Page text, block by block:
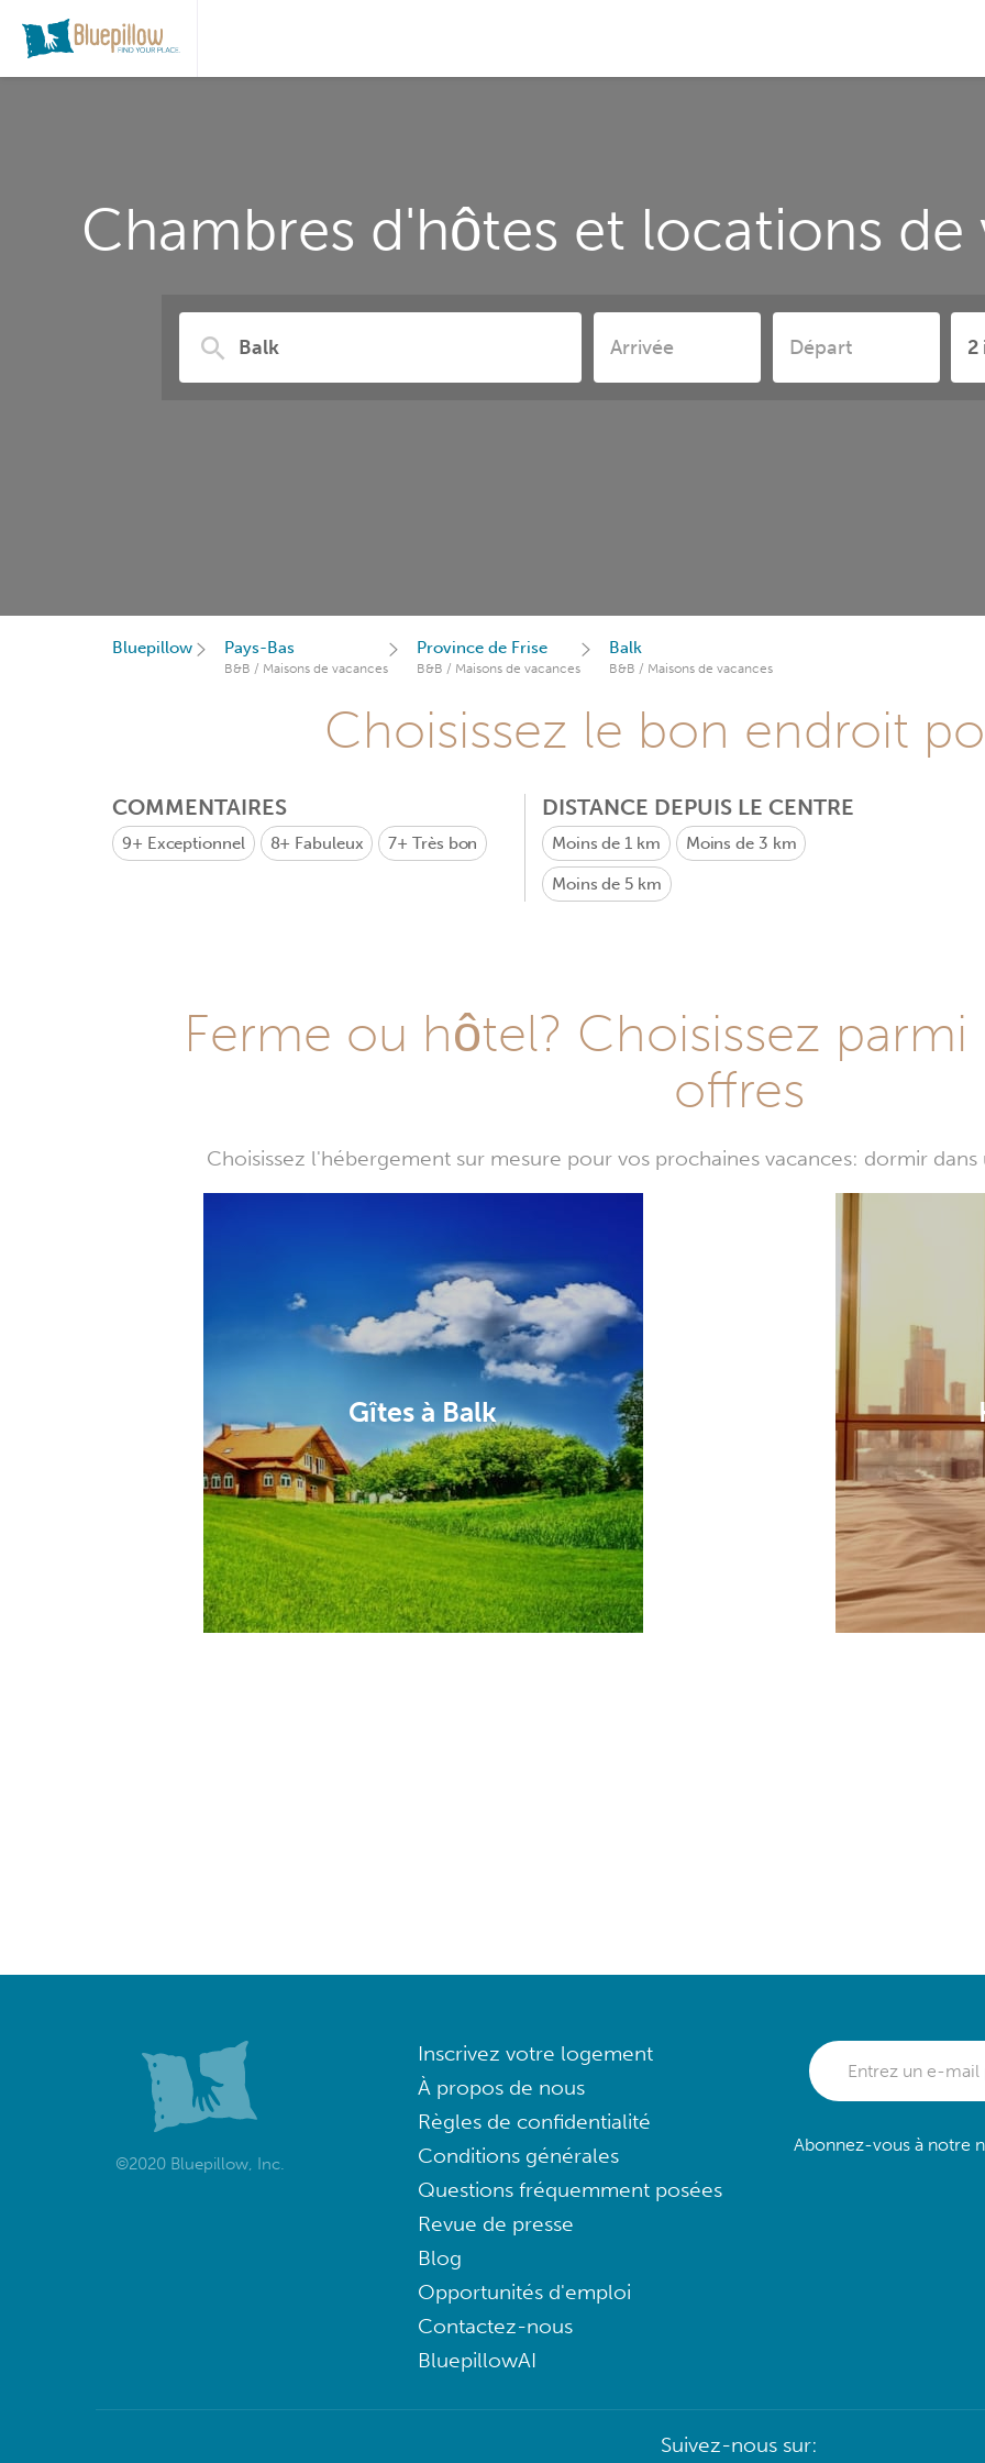
Chambres d'hôtes et locations de
Bluepillow Pays-Bas
B&B / Maisons de vacances
Province de Frise
B&B / Maisons de vacances
Balk
B&B / Maisons de vacances
Choisissez le bon endroit
COMMENTAIRES
9+ Exceptionnel 8+ Fabuleux 7+Très bon
DISTANCE DEPUIS LE CENTRE
Moins de 1 km Moins de 3 km
Moins de 5 km
Ferme ou hôtel? Choisissez
offres
Choisissez l'hébergement sur mesure pour vos prochaines vacances: dormir
Gîtes à Balk
©2020 Bluepillow, Inc.
Inscrivez votre logement
À propos de nous
Règles de confidentialité
Conditions générales
Questions fréquemment posées
Revue de presse
Blog
Opportunités d'emploi
Contactez-nous
BluepillowAI
Abonnez-vous à notre
Suivez-nous sur: